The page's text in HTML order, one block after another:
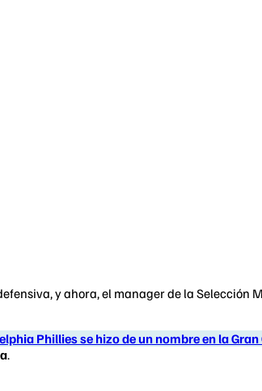
y ahora, el manager de la Selección
Philliesse hizo de un nombre en la
.